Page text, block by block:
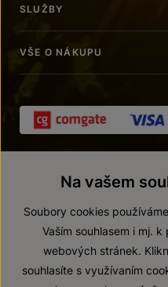
SLUŽBY
VŠE O NÁKUPU
© 2026
Na vašem
Soubory cookies
Vaším souhlasem i mj.
webových stránek.
souhlasíte s využívaním